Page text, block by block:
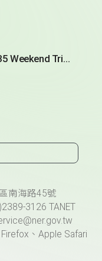
超級英語通-英檢篇 035 Weekend Trip- 週末旅遊
南海路45號
3126 TANET
、Apple Safari